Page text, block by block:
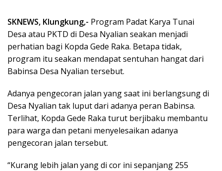
SKNEWS, Klungkung,- Program Padat Karya Tunai
Desa atau PKTD di Desa Nyalian seakan menjadi
perhatian bagi Kopda Gede Raka. Betapa tidak,
program itu seakan mendapat sentuhan hangat dari
Babinsa Desa Nyalian tersebut.
Adanya pengecoran jalan yang saat ini berlangsung di
Desa Nyalian tak luput dari adanya peran Babinsa.
Terlihat, Kopda Gede Raka turut berjibaku membantu
para warga dan petani menyelesaikan adanya
pengecoran jalan tersebut.
“Kurang lebih jalan yang di cor ini sepanjang 255